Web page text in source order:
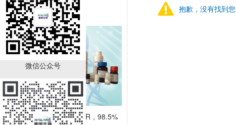
微信公众号
销量排行
DL-丙氨酸；BR，98.5%
抱歉，没有找到